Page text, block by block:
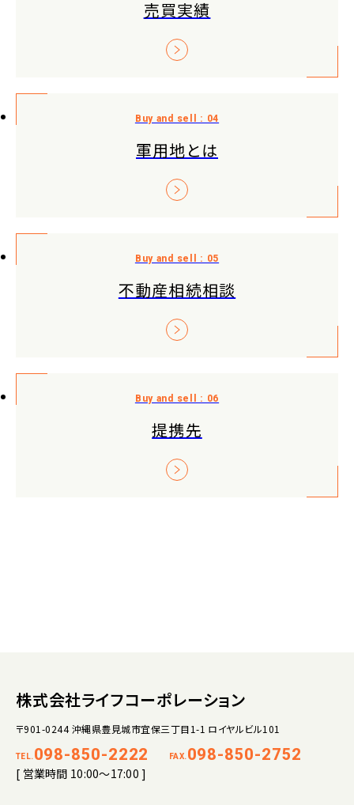
売買実績
軍用地とは
不動産相続相談
提携先
株式会社ライフコーポレーション
〒901-0244 沖縄県豊見城市宜保三丁目1-1 ロイヤルビル101
TEL. 098-850-2222 FAX. 098-850-2752
[ 営業時間 10:00～17:00 ]